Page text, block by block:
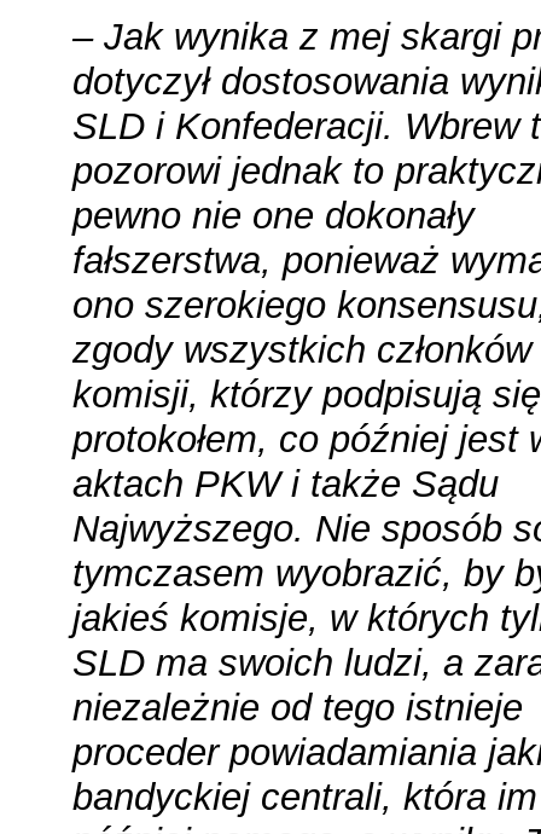
– Jak wynika z mej skargi
dotyczył dostosowania
SLD i Konfederacji. Wbrew
pozorowi jednak to
pewno nie one dokonały
fałszerstwa, ponieważ
ono szerokiego
zgody wszystkich członków
komisji, którzy podpisują
protokołem, co później jest
aktach PKW i także Sądu
Najwyższego. Nie sposób
tymczasem wyobrazić, by
jakieś komisje, w których
SLD ma swoich ludzi, a
niezależnie od tego istnieje
proceder powiadamiania
bandyckiej centrali, która im